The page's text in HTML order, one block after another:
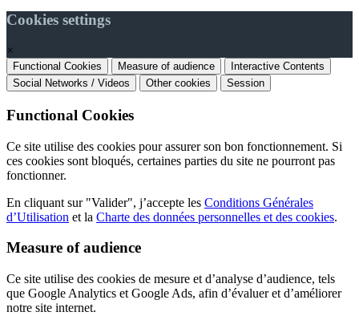
Cookies settings
×
Functional Cookies Measure of audience
Interactive Contents
Social Networks / Videos
Other cookies Session
Functional Cookies
Ce site utilise des cookies pour assurer son bon fonctionnement. Si
ces cookies sont bloqués, certaines parties du site ne pourront pas
fonctionner.
En cliquant sur "Valider", j’accepte les Conditions Générales
d’Utilisation et la Charte des données personnelles et des cookies.
Measure of audience
Ce site utilise des cookies de mesure et d’analyse d’audience, tels
que Google Analytics et Google Ads, afin d’évaluer et d’améliorer
notre site internet.